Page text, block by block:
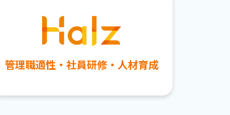
管理職適性・社員研修・人材育成